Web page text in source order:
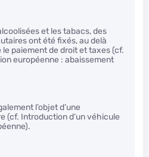
et les tabacs, des
ont été fixés, au delà
paiement de droit et taxes (cf.
européenne : abaissement
l’objet d’une
(cf. Introduction d’un véhicule